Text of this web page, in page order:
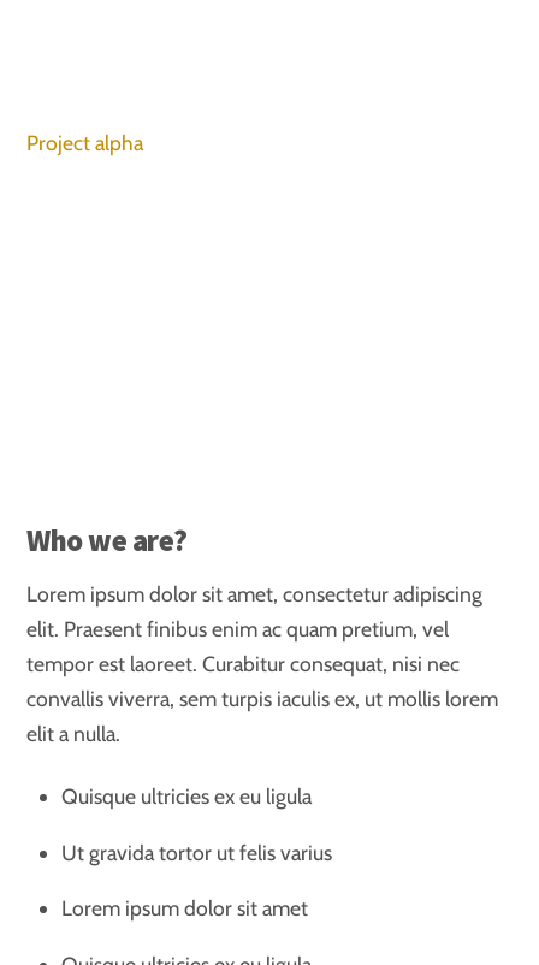
Project alpha
Who we are?
Lorem ipsum dolor sit amet, consectetur adipiscing
elit. Praesent finibus enim ac quam pretium, vel
tempor est laoreet. Curabitur consequat, nisi nec
convallis viverra, sem turpis iaculis ex, ut mollis lorem
elit a nulla.
Quisque ultricies ex eu ligula
Ut gravida tortor ut felis varius
Lorem ipsum dolor sit amet